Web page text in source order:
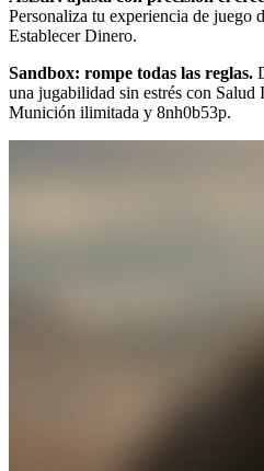
Personaliza tu experiencia de juego
Establecer Dinero.
Sandbox: rompe todas las reglas.
una jugabilidad sin estrés con
Munición ilimitada y 8nh0b53p.